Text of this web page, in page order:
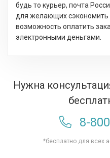
будь то курьер, почта
для желающих сэкономить
возможность оплатить
электронными деньгами.
Нужна
8-
*бесплатно для всех